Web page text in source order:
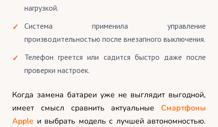
нагрузкой.
Система применила управление
производительностью после внезапного выключения.
Телефон греется или садится быстро даже после
проверки настроек.
Когда замена батареи уже не выглядит выгодной,
имеет смысл сравнить актуальные Смартфоны
Apple и выбрать модель с лучшей автономностью.